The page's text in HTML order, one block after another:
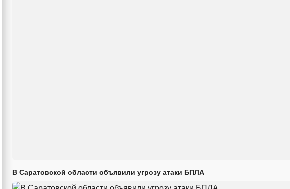
В Саратовской области объявили угрозу атаки БПЛА